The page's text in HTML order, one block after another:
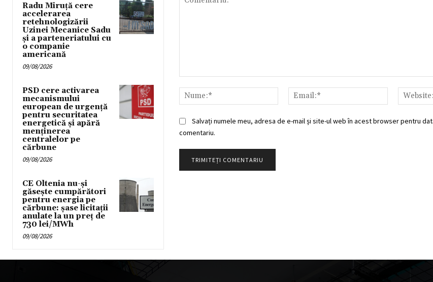
Radu Miruță cere
accelerarea
retehnologizării
Uzinei Mecanice Sadu
și a parteneriatului cu
o companie
americană
09/08/2026
PSD cere activarea
mecanismului
european de urgență
pentru securitatea
energetică și apără
menținerea
centralelor pe
cărbune
09/08/2026
CE Oltenia nu-și
găsește cumpărători
pentru energia pe
cărbune: șase licitații
anulate la un preț de
730 lei/MWh
09/08/2026
Nume:*
Email:*
Salvați numele meu, adresa de e-mail și site-ul web în acest browser pentru
comentariu.